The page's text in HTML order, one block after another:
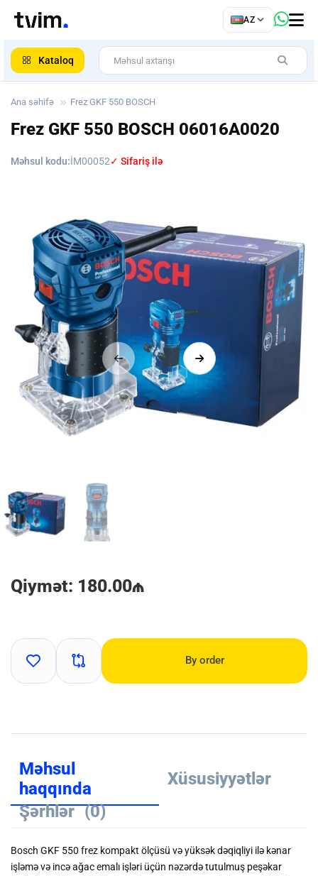
AZ
Kataloq
Ana səhifə Frez GKF 550 BOSCH
Frez GKF 550 BOSCH 06016A0020
Məhsul kodu:İM00052✓ Sifariş ilə
Qiymət: 180.00₼
By order
Məhsul
haqqında
Xüsusiyyətlər
Şərhlər (0)
Bosch GKF 550 frez kompakt ölçüsü və yüksək dəqiqliyi ilə kənar
işləmə və incə ağac emalı işləri üçün nəzərdə tutulmuş peşəkar